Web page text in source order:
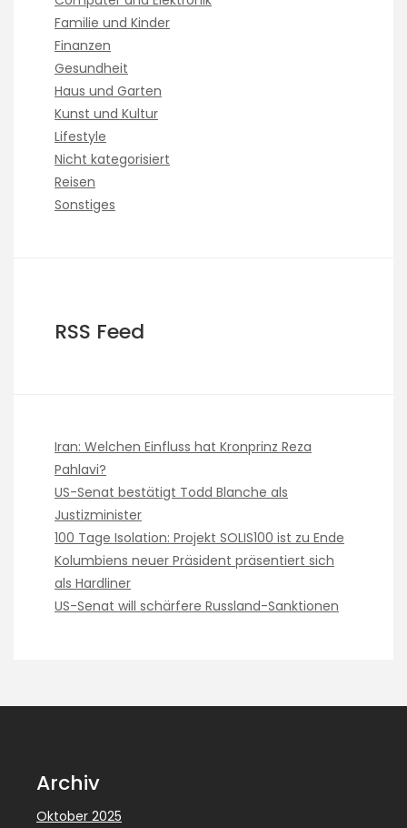
Familie und Kinder
Finanzen
Gesundheit
Haus und Garten
Kunst und Kultur
Lifestyle
Nicht kategorisiert
Reisen
Sonstiges
RSS Feed
Iran: Welchen Einfluss hat Kronprinz Reza
Pahlavi?
US-Senat bestätigt Todd Blanche als
Justizminister
100 Tage Isolation: Projekt SOLIS100 ist zu Ende
Kolumbiens neuer Präsident präsentiert sich
als Hardliner
US-Senat will schärfere Russland-Sanktionen
Archiv
Oktober 2025